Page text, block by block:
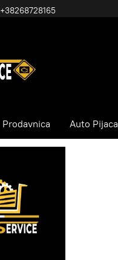
+38268728165
Prodavnica Auto Pijaca